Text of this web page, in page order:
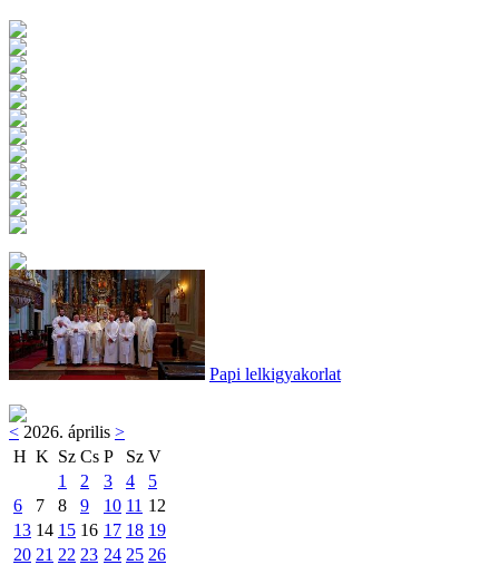
Papi lelkigyakorlat
< 2026. április >
H K Sz Cs P Sz V
1
2 3 4
5
6
7 8 9 10 11 12
13 14 15 16 17 18 19
20 21 22 23 24 25 26